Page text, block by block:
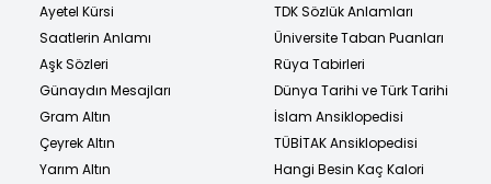
Ayetel Kürsi
Saatlerin Anlamı
Aşk Sözleri
Günaydın Mesajları
Gram Altın
Çeyrek Altın
Yarım Altın
TDK Sözlük Anlamları
Üniversite Taban Puanları
Rüya Tabirleri
Dünya Tarihi ve Türk Tarihi
İslam Ansiklopedisi
TÜBİTAK Ansiklopedisi
Hangi Besin Kaç Kalori